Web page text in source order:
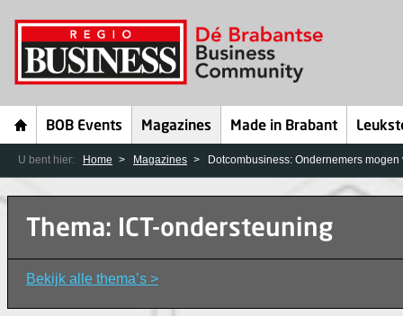
BOB Events Magazines Made in Brabant
U bent hier: Home Magazines Dotcombusiness: Ondernemers
Thema: ICT-ondersteuning
Bekijk alle thema’s >